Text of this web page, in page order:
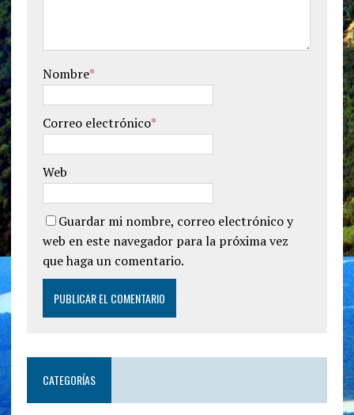
Nombre*
Correo electrónico*
Web
Guardar mi nombre, correo electrónico y
web en este navegador para la próxima vez
que haga un comentario.
CATEGORÍAS